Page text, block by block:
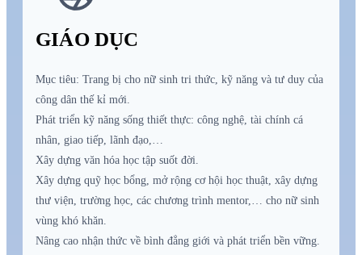
GIÁO DỤC
Mục tiêu: Trang bị cho nữ sinh tri thức, kỹ năng và tư duy của
công dân thế kỉ mới.
Phát triển kỹ năng sống thiết thực: công nghệ, tài chính cá
nhân, giao tiếp, lãnh đạo,…
Xây dựng văn hóa học tập suốt đời.
Xây dựng quỹ học bổng, mở rộng cơ hội học thuật, xây dựng
thư viện, trường học, các chương trình mentor,… cho nữ sinh
vùng khó khăn.
Nâng cao nhận thức về bình đẳng giới và phát triển bền vững.